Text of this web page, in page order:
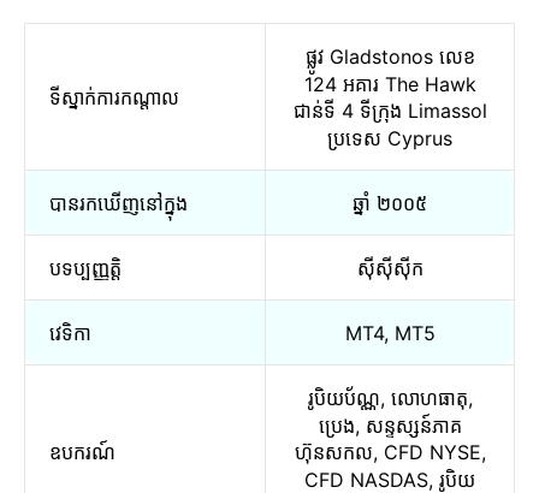
ទីស្នាក់ការកណ្តាល
ផ្លូវ Gladstonos លេខ
124 អគារ The Hawk
ជាន់ទី 4 ទីក្រុង Limassol
ប្រទេស Cyprus
បានរកឃើញនៅក្នុង ឆ្នាំ ២០០៥
បទប្បញ្ញត្តិ ស៊ីស៊ីស៊ីក
វេទិកា MT4, MT5
ឧបករណ៍
រូបិយប័ណ្ណ, លោហធាតុ,
ប្រេង, សន្ទស្សន៍ភាគ
ហ៊ុនសកល, CFD NYSE,
CFD NASDAS, រូបិយ